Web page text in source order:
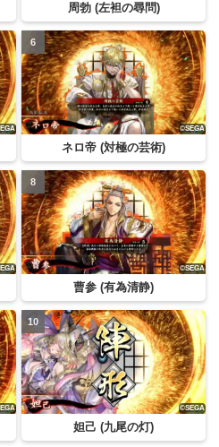
周勃 (左袒の尋問)
ネロ帝 (対極の芸術)
曹参 (有為清静)
妲己 (九尾の灯)